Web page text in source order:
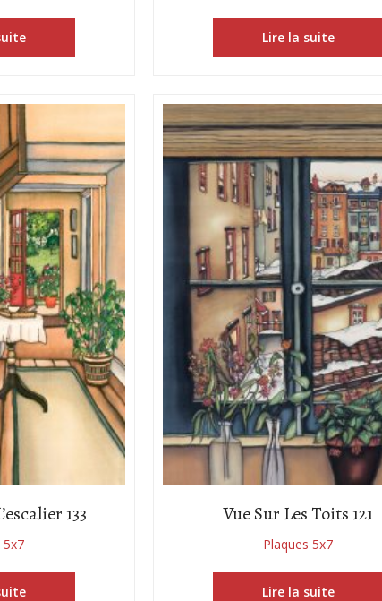
Lire la suite
133
5x7
Vue Sur Les Toits 121
Plaques 5x7
Lire la suite